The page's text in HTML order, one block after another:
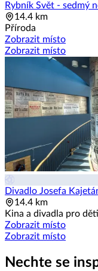
Rybník Svět - sedmý
14.4 km
Příroda
Zobrazit místo
Zobrazit místo
Divadlo Josefa
14.4 km
Kina a divadla pro děti
Zobrazit místo
Zobrazit místo
Nechte se